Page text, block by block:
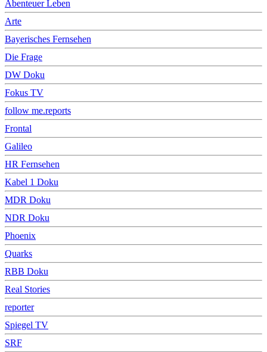
Abenteuer Leben
Arte
Bayerisches Fernsehen
Die Frage
DW Doku
Fokus TV
follow me.reports
Frontal
Galileo
HR Fernsehen
Kabel 1 Doku
MDR Doku
NDR Doku
Phoenix
Quarks
RBB Doku
Real Stories
reporter
Spiegel TV
SRF